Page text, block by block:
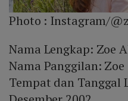
Photo : Instagram/
Nama Lengkap: Zoe
Nama Panggilan: Zoe
Tempat dan Tanggal